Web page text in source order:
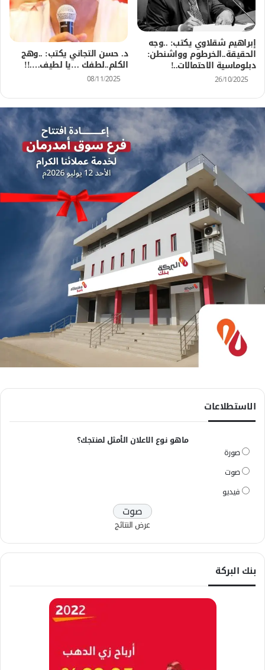
إبراهيم شقلاوي يكتب: ..وجه
الحقيقة..الخرطوم وواشنطن:
دبلوماسية الاحتمالات..!
26/10/2025
د. حسن التجاني يكتب: ..وهج
الكلم..لطفك …يا لطيف….!!
08/11/2025
الاستطلاعات
ماهو نوع الاعلان الأمثل لمنتجك؟
صورة
صوت
فيديو
عرض النتائج
بنك البركة